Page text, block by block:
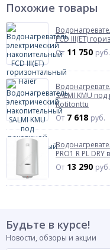
Диаметр присоединения
Ориентация
УЗО
Предохранительный клапан в
Масса нетто
Страна происхождения
Штрих-код на одну ТМЦ
Модель
Объём
Мощность
Артикул
Напряжение питания
Похожие товары
FCD III(ET)
От 11 750 руб.
SALMI KMU
Kotitonttu
От 7 618 руб.
PRO1 R PL
От 13 290 руб.
Будьте в курсе!
Новости, обзоры и акции